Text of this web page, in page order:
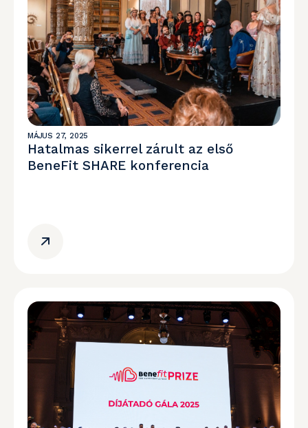
MÁJUS 27, 2025
Hatalmas sikerrel zárult az első
BeneFit SHARE konferencia